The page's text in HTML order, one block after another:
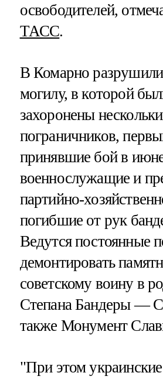
освободителей,
ТАСС.
В Комарно
могилу, в которой
захоронены
пограничников,
принявшие бой в
военнослужащие и
партийно-
погибшие от рук
Ведутся постоянные
демонтировать
советскому воину в
Степана Бандеры —
также Монумент
"При этом украинские